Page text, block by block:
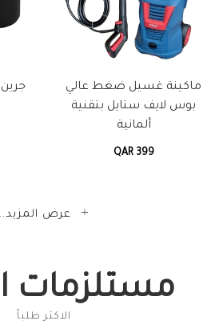
ماكينة غسيل ضغط عالي
بوس لايف ستايل بتقنية
ألمانية
QAR 399
عرض المزيد..
مستلزمات
الاكثر طلباً